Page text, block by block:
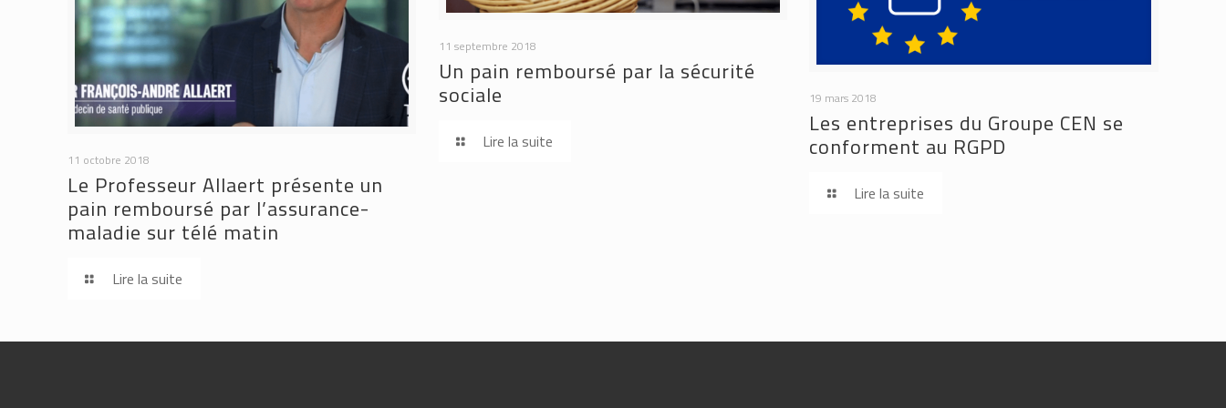
11 octobre 2018
Le Professeur Allaert présente un
pain remboursé par l’assurance-
maladie sur télé matin
Lire la suite
11 septembre 2018
Un pain remboursé par la sécurité
sociale
Lire la suite
19 mars 2018
Les entreprises du Groupe CEN se
conforment au RGPD
Lire la suite